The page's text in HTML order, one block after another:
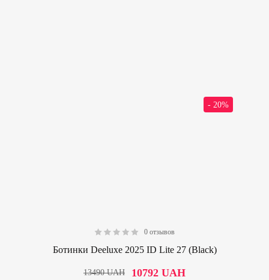
- 20%
0 отзывов
Ботинки Deeluxe 2025 ID Lite 27 (Black)
10792UAH
13490UAH